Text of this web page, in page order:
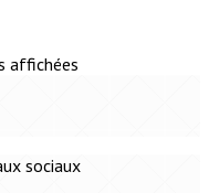
affichées
sociaux